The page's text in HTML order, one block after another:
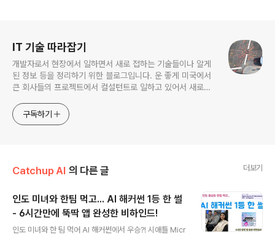
IT 기술 따라잡기
개발자로서 현장에서 일하면서 새로 접하는 기술들이나 알게
된 정보 등을 정리하기 위한 블로그입니다. 운 좋게 미국에서
큰 회사들의 프로젝트에서 컬설턴트로 일하고 있어서 새로운
사용되는 툴들에 대해 많은 분들과 정보를 공유하고 싶습니다.
구독하기
Catchup AI 의 다른 글 더보기
인도 미녀와 한팀 먹고... AI 해커썬 1등 한 썰
- 6시간만에 뚝딱 앱 완성한 비하인드!
인도 미녀와 한 팀 먹어 AI 해커썬에서 우승?! 시애틀 Micr